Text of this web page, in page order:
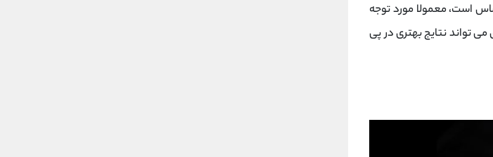
است، معمولا مورد توجه
می ‌تواند نتایج بهتری در پی